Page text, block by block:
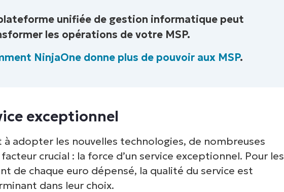
unifiée de gestion informatique peut
les opérations de votre MSP.
NinjaOne donne plus de pouvoir aux MSP.
exceptionnel
à adopter les nouvelles technologies, de nombreuses
crucial : la force d’un service exceptionnel. Pour les
de chaque euro dépensé, la qualité du service est
dans leur choix.